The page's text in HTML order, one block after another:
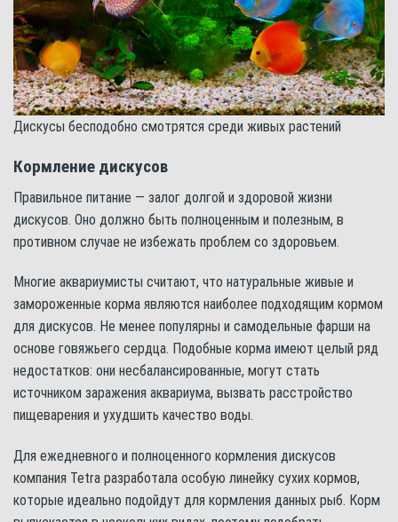
Дискусы бесподобно смотрятся среди живых растений
Кормление дискусов
Правильное питание — залог долгой и здоровой жизни
дискусов. Оно должно быть полноценным и полезным, в
противном случае не избежать проблем со здоровьем.
Многие аквариумисты считают, что натуральные живые и
замороженные корма являются наиболее подходящим кормом
для дискусов. Не менее популярны и самодельные фарши на
основе говяжьего сердца. Подобные корма имеют целый ряд
недостатков: они несбалансированные, могут стать
источником заражения аквариума, вызвать расстройство
пищеварения и ухудшить качество воды.
Для ежедневного и полноценного кормления дискусов
компания Tetra разработала особую линейку сухих кормов,
которые идеально подойдут для кормления данных рыб. Корм